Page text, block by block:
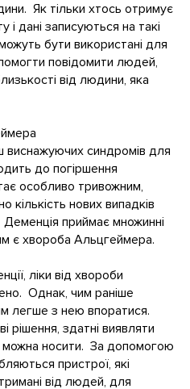
Як тільки хтось отримує
і дані записуються на такі
бути використані для
повідомити людей,
від людини, яка
виснажуючих синдромів для
до погіршення
особливо тривожним,
нових випадків
приймає множинні
є хвороба Альцгеймера.
ліки від хвороби
Однак, чим раніше
легше з нею впоратися.
рішення, здатні виявляти
можна носити. За допомогою
пристрої, які
від людей, для